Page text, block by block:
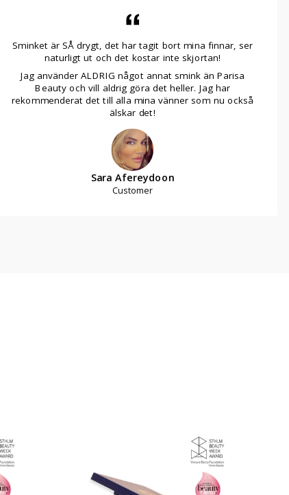
Sminket är SÅ drygt, det har tagit bort mina finnar, ser
naturligt ut och det kostar inte skjortan!
Jag använder ALDRIG något annat smink än Parisa
Beauty och vill aldrig göra det heller. Jag har
rekommenderat det till alla mina vänner som nu också
älskar det!
Sara Afereydoon
Customer